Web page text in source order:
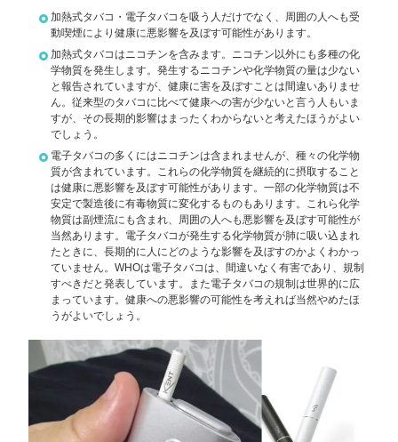
加熱式タバコ・電子タバコを吸う人だけでなく、周囲の人へも受
動喫煙により健康に悪影響を及ぼす可能性があります。
加熱式タバコはニコチンを含みます。ニコチン以外にも多種の化
学物質を発生します。発生するニコチンや化学物質の量は少ない
と報告されていますが、健康に害を及ぼすことは間違いありませ
ん。従来型のタバコに比べて健康への害が少ないと言う人もいま
すが、その長期的影響はまったくわからないと考えたほうがよい
でしょう。
電子タバコの多くにはニコチンは含まれませんが、種々の化学物
質が含まれています。これらの化学物質を継続的に摂取すること
は健康に悪影響を及ぼす可能性があります。一部の化学物質は不
安定で製造後に有毒物質に変化するものもあります。これら化学
物質は副煙流にも含まれ、周囲の人へも悪影響を及ぼす可能性が
当然あります。電子タバコが発生する化学物質が肺に吸い込まれ
たときに、長期的に人にどのような影響を及ぼすのかよくわかっ
ていません。WHOは電子タバコは、間違いなく有害であり、規制
すべきだと発表しています。また電子タバコの規制は世界的に広
まっています。健康への悪影響の可能性を考えれば当然やめたほ
うがよいでしょう。